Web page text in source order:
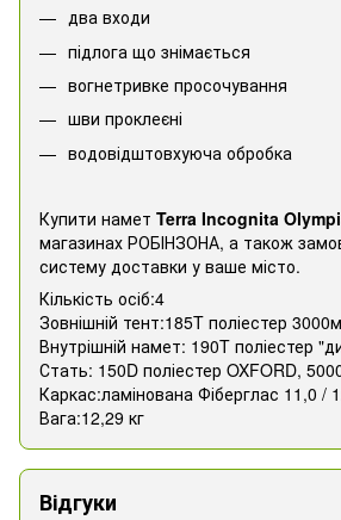
два входи
підлога що знімається
вогнетривке просочування
шви проклеєні
водовідштовхуюча обробка
Купити намет Terra Incognita
магазинах РОБІНЗОНА, а також
систему доставки у ваше місто.
Кількість осіб:4
Зовнішній тент:185T поліестер
Внутрішній намет: 190T поліестер
Стать: 150D поліестер OXFORD,
Каркас:ламінована Фіберглас 11,0 /
Вага:12,29 кг
Відгуки